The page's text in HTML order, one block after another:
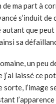
de ma part à
s’induit de
que peut
sa
un peu
j’ai laissé ce
l’image
l’apparence